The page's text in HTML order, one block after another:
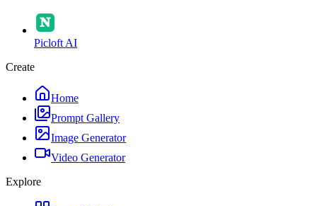
Picloft AI
Create
Home
Prompt Gallery
Image Generator
Video Generator
Explore